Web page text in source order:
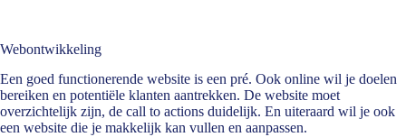
Webontwikkeling
Een goed functionerende website is een pré. Ook online wil je doelen
bereiken en potentiële klanten aantrekken. De website moet
overzichtelijk zijn, de call to actions duidelijk. En uiteraard wil je ook
een website die je makkelijk kan vullen en aanpassen.